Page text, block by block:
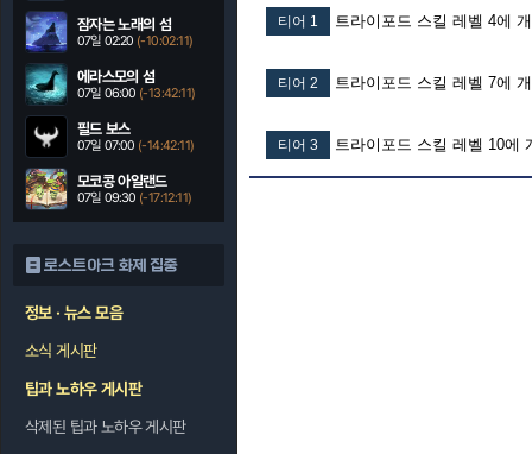
잠자는 노래의 섬
07일 02:20 (-10:02:10)
에라스모의 섬
07일 06:00 (-13:42:10)
필드 보스
07일 07:00 (-14:42:10)
모코콩 아일랜드
07일 09:30 (-17:12:10)
로스트아크 화제 집중
정보 · 뉴스 모음
소식 게시판
팁과 노하우 게시판
삭제된 팁과 노하우 게시판
티어 1 트라이포드 스킬 레벨 4에
티어 2 트라이포드 스킬 레벨 7에
티어 3 트라이포드 스킬 레벨 10에